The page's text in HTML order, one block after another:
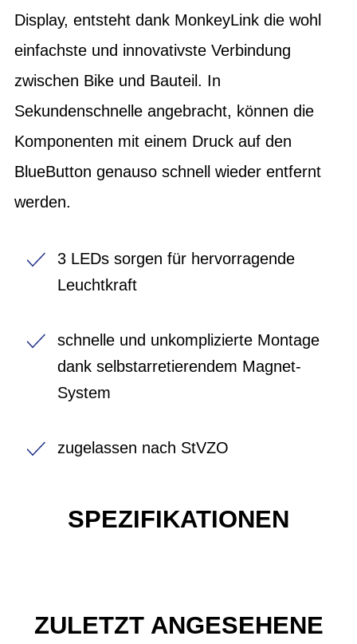
Display, entsteht dank MonkeyLink die wohl
einfachste und innovativste Verbindung
zwischen Bike und Bauteil. In
Sekundenschnelle angebracht, können die
Komponenten mit einem Druck auf den
BlueButton genauso schnell wieder entfernt
werden.
3 LEDs sorgen für hervorragende
Leuchtkraft
schnelle und unkomplizierte Montage
dank selbstarretierendem Magnet-
System
zugelassen nach StVZO
SPEZIFIKATIONEN
ZULETZT ANGESEHENE